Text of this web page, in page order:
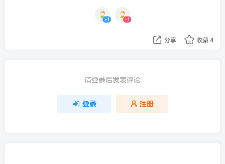
+1 -1
分享 收藏 4
请登录后发表评论
登录 注册